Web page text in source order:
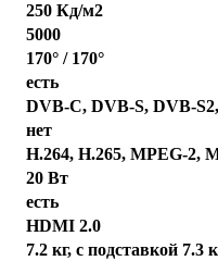
250 Кд/м2
5000
170° / 170°
есть
DVB-C, DVB-S, DVB-
нет
H.264, H.265, MPEG-2,
20 Вт
есть
HDMI 2.0
7.2 кг, с подставкой 7.3